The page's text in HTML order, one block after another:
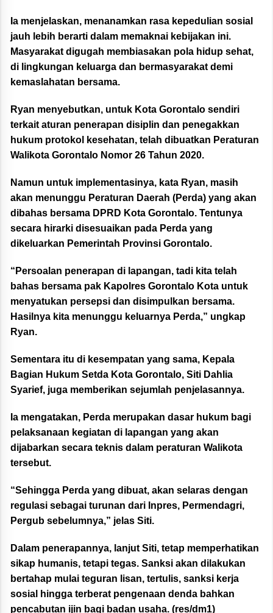
Ia menjelaskan, menanamkan rasa kepedulian sosial
jauh lebih berarti dalam memaknai kebijakan ini.
Masyarakat digugah membiasakan pola hidup sehat,
di lingkungan keluarga dan bermasyarakat demi
kemaslahatan bersama.
Ryan menyebutkan, untuk Kota Gorontalo sendiri
terkait aturan penerapan disiplin dan penegakkan
hukum protokol kesehatan, telah dibuatkan Peraturan
Walikota Gorontalo Nomor 26 Tahun 2020.
Namun untuk implementasinya, kata Ryan, masih
akan menunggu Peraturan Daerah (Perda) yang akan
dibahas bersama DPRD Kota Gorontalo. Tentunya
secara hirarki disesuaikan pada Perda yang
dikeluarkan Pemerintah Provinsi Gorontalo.
“Persoalan penerapan di lapangan, tadi kita telah
bahas bersama pak Kapolres Gorontalo Kota untuk
menyatukan persepsi dan disimpulkan bersama.
Hasilnya kita menunggu keluarnya Perda,” ungkap
Ryan.
Sementara itu di kesempatan yang sama, Kepala
Bagian Hukum Setda Kota Gorontalo, Siti Dahlia
Syarief, juga memberikan sejumlah penjelasannya.
Ia mengatakan, Perda merupakan dasar hukum bagi
pelaksanaan kegiatan di lapangan yang akan
dijabarkan secara teknis dalam peraturan Walikota
tersebut.
“Sehingga Perda yang dibuat, akan selaras dengan
regulasi sebagai turunan dari Inpres, Permendagri,
Pergub sebelumnya,” jelas Siti.
Dalam penerapannya, lanjut Siti, tetap memperhatikan
sikap humanis, tetapi tegas. Sanksi akan dilakukan
bertahap mulai teguran lisan, tertulis, sanksi kerja
sosial hingga terberat pengenaan denda bahkan
pencabutan ijin bagi badan usaha. (res/dm1)